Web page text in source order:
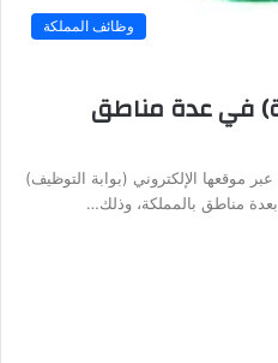
وظائف المملكة
(94 وظيفة) في عدة مناطق
موقعها الإلكتروني (بوابة التوظيف)